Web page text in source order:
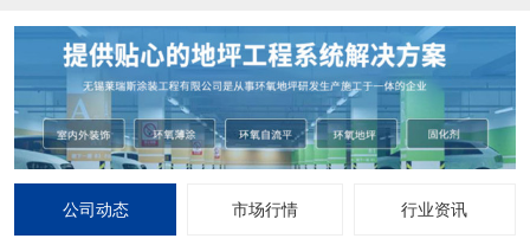
公司动态 市场行情 行业资讯